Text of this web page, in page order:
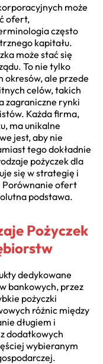
może
ofert,
często
kapitału.
może stać się
To nie tylko
okresów, ale przede
celów, takich
zagraniczne rynki
Każda firma,
ma unikalne
jest, aby nie
tego dokładnie
pożyczek dla
się w strategię i
Porównanie ofert
podstawa.
Pożyczek
dedykowane
bankowych, przez
pożyczki
różnic między
długiem i
dodatkowych
wybieranym